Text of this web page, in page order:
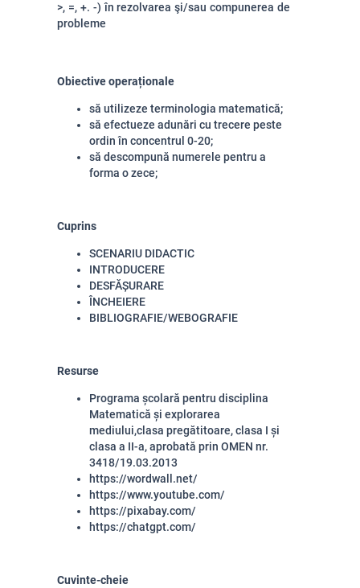
>, =, +. -) în rezolvarea şi/sau compunerea de
probleme
Obiective operaționale
să utilizeze terminologia matematică;
să efectueze adunări cu trecere peste
ordin în concentrul 0-20;
să descompună numerele pentru a
forma o zece;
Cuprins
SCENARIU DIDACTIC
INTRODUCERE
DESFĂȘURARE
ÎNCHEIERE
BIBLIOGRAFIE/WEBOGRAFIE
Resurse
Programa școlară pentru disciplina
Matematică și explorarea
mediului,clasa pregătitoare, clasa I și
clasa a II-a, aprobată prin OMEN nr.
3418/19.03.2013
https://wordwall.net/
https://www.youtube.com/
https://pixabay.com/
https://chatgpt.com/
Cuvinte-cheie